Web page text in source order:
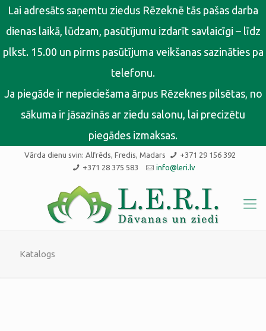
Lai adresāts saņemtu ziedus Rēzeknē tās pašas darba
dienas laikā, lūdzam, pasūtījumu izdarīt savlaicīgi – līdz
plkst. 15.00 un pirms pasūtījuma veikšanas sazināties pa
telefonu.
Ja piegāde ir nepieciešama ārpus Rēzeknes pilsētas, no
sākuma ir jāsazinās ar ziedu salonu, lai precizētu
piegādes izmaksas.
Vārda dienu svin:Alfrēds, Fredis, Madars
+371 29 156 392
+371 28 375 583
info@leri.lv
Katalogs